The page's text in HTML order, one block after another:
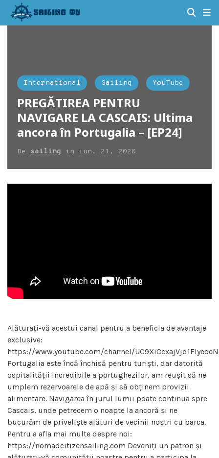
International Sailing YouTube
PREGĂTIREA PENTRU
NAVIGARE LA CASCAIS: Ultima
ancora în Portugalia – [EP24]
De sailing in iun. 21, 2020
Alăturați-vă acestui canal pentru a beneficia de avantaje
exclusive:
https://www.youtube.com/channel/
Portugalia este încă închisă pentru turiști, dar datorită
ospitalității incredibile a portughezilor, am reușit să ne
umplem rezervoarele de apă și să obținem provizii
alimentare. Navigarea în jurul lumii poate continua spre
Cascais, unde petrecem o noapte la ancoră și ne
bucurăm de priveliște alături de vecinii noștri cu barca.
Pentru a afla mai multe despre noi:
https://nomadcitizensailing.com Deveniți un patron și